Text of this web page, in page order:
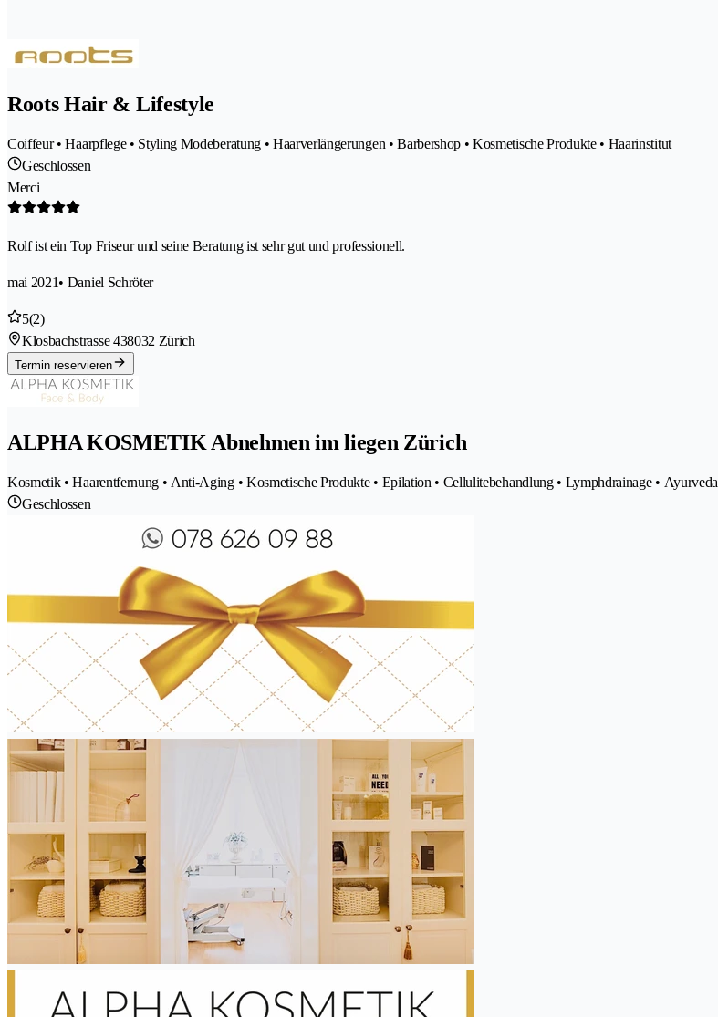
Roots Hair & Lifestyle
Coiffeur • Haarpflege • Styling Modeberatung • Haarverlängerungen • Barbershop • Kosmetische Produkte • Haarinstitut
Geschlossen
Merci
Rolf ist ein Top Friseur und seine Beratung ist sehr gut und professionell.
mai 2021• Daniel Schröter
5(2)
Klosbachstrasse 438032 Zürich
Termin reservieren
ALPHA KOSMETIK Abnehmen im liegen Zürich
Kosmetik • Haarentfernung • Anti-Aging • Kosmetische Produkte • Epilation • Cellulitebehandlung • Lymphdrainage • Ayurveda
Geschlossen